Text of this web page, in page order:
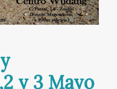
y 3 Mayo